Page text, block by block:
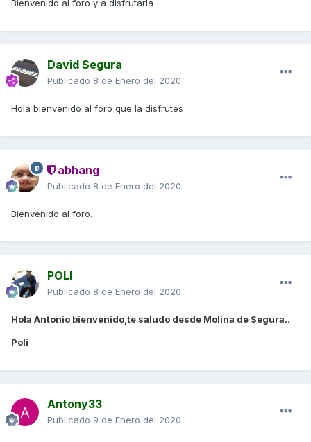
Bienvenido al foro y a disfrutarla
David Segura
Publicado 8 de Enero del 2020
Hola bienvenido al foro que la disfrutes
abhang
Publicado 8 de Enero del 2020
Bienvenido al foro.
POLI
Publicado 8 de Enero del 2020
Hola Antonio bienvenido,te saludo desde Molina de Segura..
Poli
Antony33
Publicado 9 de Enero del 2020